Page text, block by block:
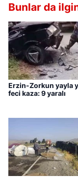
Bunlar da
Erzin-Zorkun yayla
feci kaza: 9 yaralı